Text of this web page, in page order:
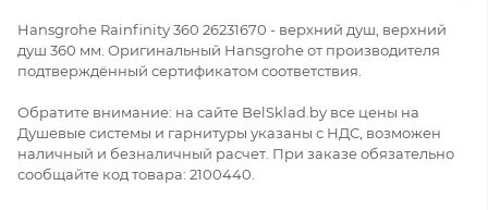
Hansgrohe Rainfinity 360 26231670 - верхний душ, верхний
душ 360 мм. Оригинальный Hansgrohe от производителя
подтверждённый сертификатом соответствия.
Обратите внимание: на сайте BelSklad.by все цены на
Душевые системы и гарнитуры указаны с НДС, возможен
наличный и безналичный расчет. При заказе обязательно
сообщайте код товара: 2100440.